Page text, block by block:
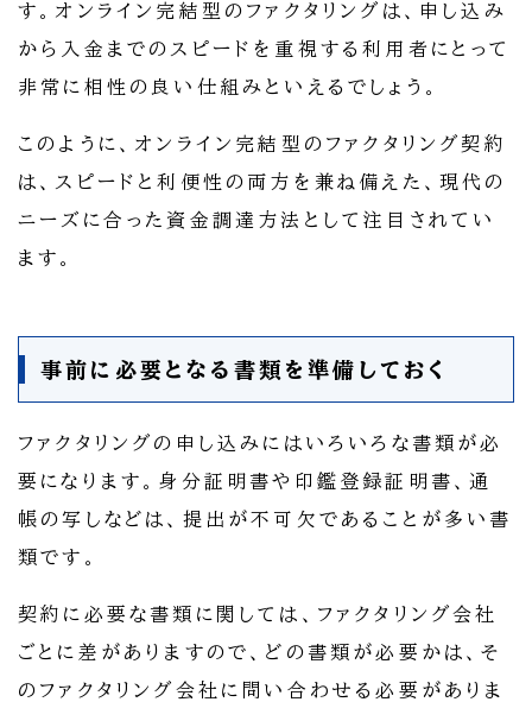
す。オンライン完結型のファクタリングは、申し込み
から入金までのスピードを重視する利用者にとって
非常に相性の良い仕組みといえるでしょう。
このように、オンライン完結型のファクタリング契約
は、スピードと利便性の両方を兼ね備えた、現代の
ニーズに合った資金調達方法として注目されてい
ます。
事前に必要となる書類を準備しておく
ファクタリングの申し込みにはいろいろな書類が必
要になります。身分証明書や印鑑登録証明書、通
帳の写しなどは、提出が不可欠であることが多い書
類です。
契約に必要な書類に関しては、ファクタリング会社
ごとに差がありますので、どの書類が必要かは、そ
のファクタリング会社に問い合わせる必要がありま